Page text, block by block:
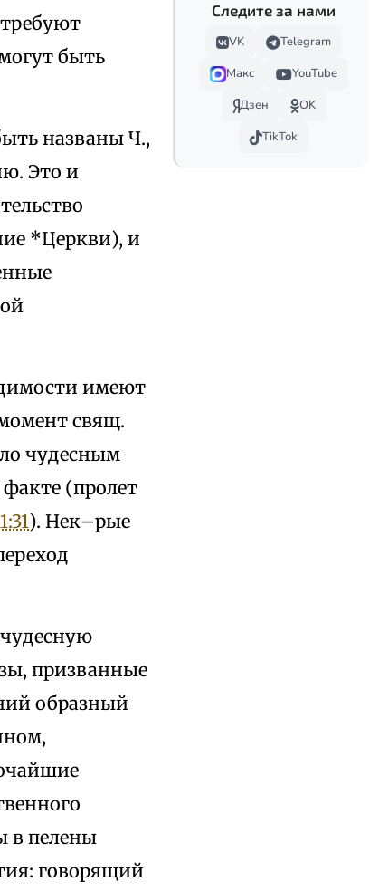
быть
названы Ч.,
Это и
*Церкви), и
имеют
свящ.
чудесным
(пролет
). Нек–рые
призванные
образный
в пелены
говорящий
Следите за нами
VK
Telegram
Макс
YouTube
Дзен
OK
TikTok